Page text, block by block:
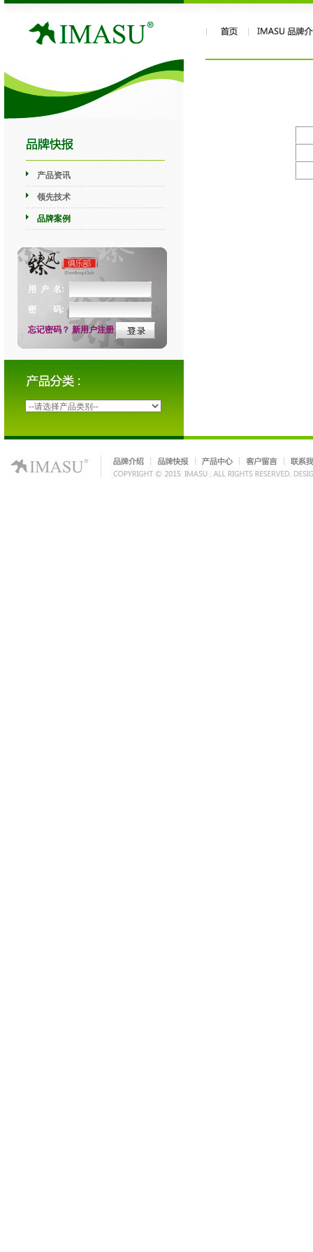
产品资讯
领先技术
品牌案例
用 户 名:
密 码:
忘记密码？ 新用户注册